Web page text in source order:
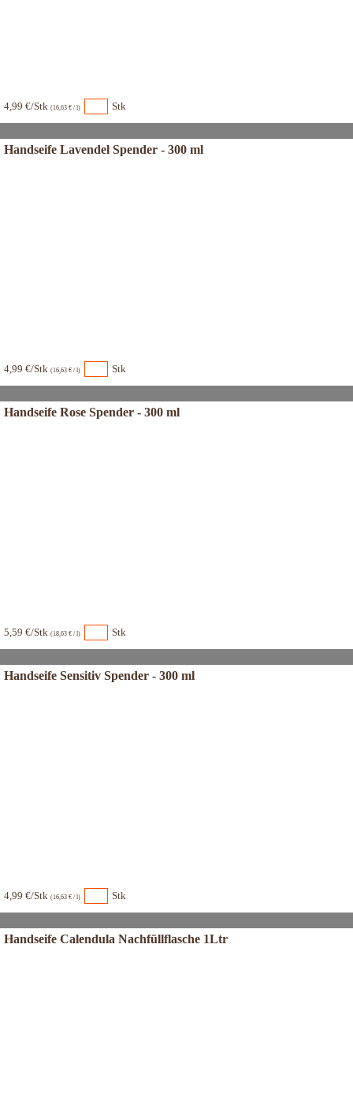
4,99 €/Stk (16,63 € / l) Stk
Handseife Lavendel Spender - 300 ml
4,99 €/Stk (16,63 € / l) Stk
Handseife Rose Spender - 300 ml
5,59 €/Stk (18,63 € / l) Stk
Handseife Sensitiv Spender - 300 ml
4,99 €/Stk (16,63 € / l) Stk
Handseife Calendula Nachfüllflasche 1Ltr